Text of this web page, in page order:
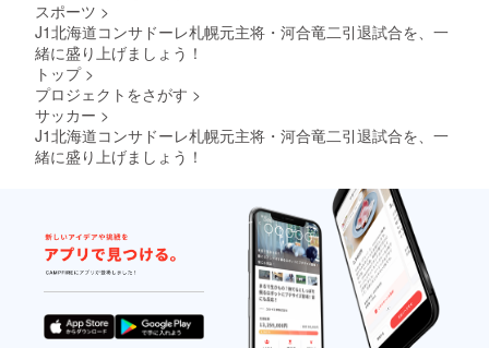
スポーツ >
J1北海道コンサドーレ札幌元主将・河合竜二引退試合を、一
緒に盛り上げましょう！
トップ >
プロジェクトをさがす >
サッカー >
J1北海道コンサドーレ札幌元主将・河合竜二引退試合を、一
緒に盛り上げましょう！